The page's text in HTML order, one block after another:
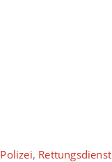
Polizei, Rettungsdienst